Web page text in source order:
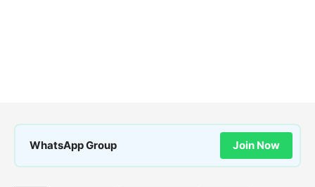
WhatsApp Group Join Now